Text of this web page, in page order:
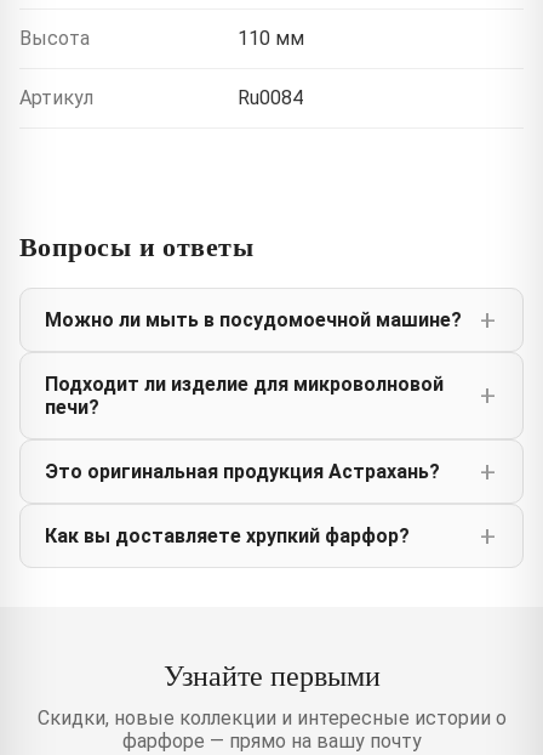
Высота 110 мм
Артикул Ru0084
Вопросы и ответы
Можно ли мыть в посудомоечной машине?
Подходит ли изделие для микроволновой
печи?
Это оригинальная продукция Астрахань?
Как вы доставляете хрупкий фарфор?
Узнайте первыми
Скидки, новые коллекции и интересные истории о
фарфоре — прямо на вашу почту